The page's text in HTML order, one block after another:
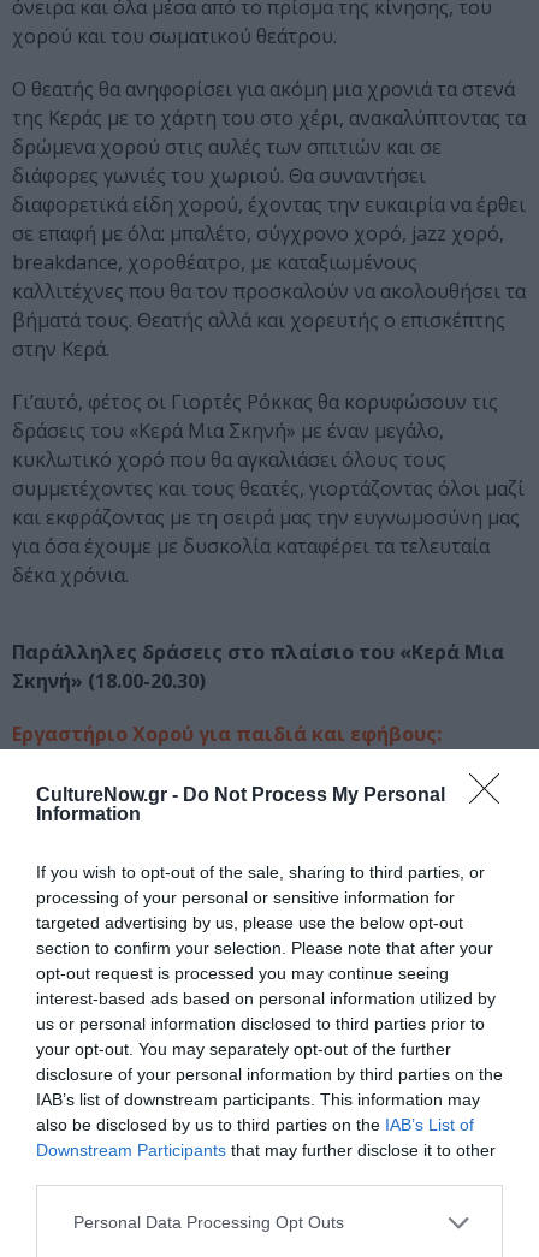
CultureNow.gr - Do Not Process My Personal
Information
If you wish to opt-out of the sale, sharing to third parties, or
processing of your personal or sensitive information for
targeted advertising by us, please use the below opt-out
section to confirm your selection. Please note that after your
opt-out request is processed you may continue seeing
interest-based ads based on personal information utilized by
us or personal information disclosed to third parties prior to
your opt-out. You may separately opt-out of the further
disclosure of your personal information by third parties on the
IAB’s list of downstream participants. This information may
also be disclosed by us to third parties on the IAB’s List of
Downstream Participants that may further disclose it to other
Personal Data Processing Opt Outs
όνειρα και όλα μέσα από το πρίσμα της κίνησης, του
χορού και του σωματικού θεάτρου.
Ο θεατής θα ανηφορίσει για ακόμη μια χρονιά τα στενά
της Κεράς με το χάρτη του στο χέρι, ανακαλύπτοντας τα
δρώμενα χορού στις αυλές των σπιτιών και σε
διάφορες γωνιές του χωριού. Θα συναντήσει
διαφορετικά είδη χορού, έχοντας την ευκαιρία να έρθει
σε επαφή με όλα: μπαλέτο, σύγχρονο χορό, jazz χορό,
breakdance, χοροθέατρο, με καταξιωμένους
καλλιτέχνες που θα τον προσκαλούν να ακολουθήσει τα
βήματά τους. Θεατής αλλά και χορευτής ο επισκέπτης
στην Κερά.
Γι’αυτό, φέτος οι Γιορτές Ρόκκας θα κορυφώσουν τις
δράσεις του «Κερά Μια Σκηνή» με έναν μεγάλο,
κυκλωτικό χορό που θα αγκαλιάσει όλους τους
συμμετέχοντες και τους θεατές, γιορτάζοντας όλοι μαζί
και εκφράζοντας με τη σειρά μας την ευγνωμοσύνη μας
για όσα έχουμε με δυσκολία καταφέρει τα τελευταία
δέκα χρόνια.
Παράλληλες δράσεις στο πλαίσιο του «Κερά Μια
Σκηνή» (18.00-20.30)
Εργαστήριο Χορού για παιδιά και εφήβους:
Μάνος Κατσιαδάκης
βήματα του breakdance ενσωματωμένα σε χορογραφία.
Θα γνωρίσουμε τον ρυθμό, την ροή, την εκρηκτικότητα
και τις απότομες παύσεις (freeze) του χορευτικού
αυτού είδους. Ρυθμικός, εκτονωτικός και απόλυτα
δυναμικός χορός, το breakdance, κατατάσσεται στους
χορούς του δρόμου, καθώς ξεκίνησε από τους δρόμους
της Αμερικής και την χιπ χοπ κουλτούρα. Δανείζεται
τεχνικές και στοιχεία πολεμικών τεχνών και φολκ
χορών, ενώ χαρακτηρίζεται από τις ακροβατικές του
κινήσεις, τα απότομα σταματήματα και την
πλαστικότητα όλου του κορμού. Ιδανικός τρόπος
άσκησης και καλλιτεχνικής έκφρασης για παιδιά και